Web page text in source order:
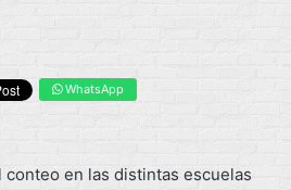
WhatsApp
conteo en las distintas escuelas